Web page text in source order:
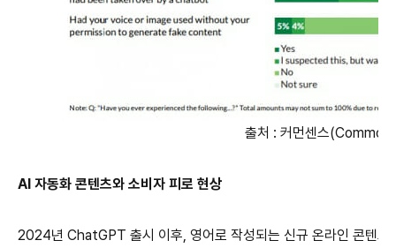
출처 : 커먼센스
AI 자동화 콘텐츠와 소비자 피로 현상
2024년 ChatGPT 출시 이후, 영어로 작성되는 신규 온라인 콘텐츠